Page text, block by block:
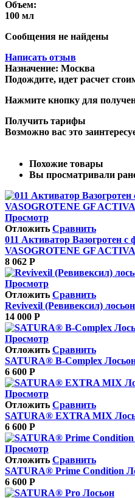
Объем:
100 мл
Сообщения не найдены
Написать отзыв
Назначение: Москва
Подождите, идет расчет
Нажмите кнопку для
Получить тарифы
Возможно вас это
Похожие товары
Вы просматривали
Просмотр
Отложить Сравнить
011 Активатор Вазогротен с
VASOGROTENE GF
8 062 Р
Просмотр
Отложить Сравнить
Revivexil (Ревивексил) лосьон
14 000 Р
Просмотр
Отложить Сравнить
SATURA® B-Complex
6 600 Р
Просмотр
Отложить Сравнить
SATURA® EXTRA MIX
6 600 Р
Просмотр
Отложить Сравнить
SATURA® Prime Condition
6 600 Р